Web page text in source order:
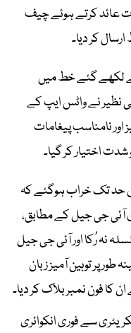
عائد کرتے ہوئے چیف
کر دیا۔
لکھے گئے خط میں
نظیر نے واٹس ایپ کے
نامناسب پیغامات
حد تک خراب ہوگئے کہ
آئی جی جیل کے مطابق،
نہ رُکا اور آئی جی جیل
پر توہین آمیز زبان
فون نمبر بلاک کر دیا۔
سے فوری انکوائری